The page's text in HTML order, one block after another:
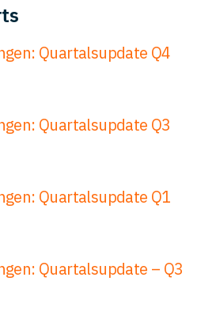
Quartalsupdate Q4
Quartalsupdate Q3
Quartalsupdate Q1
Quartalsupdate – Q3